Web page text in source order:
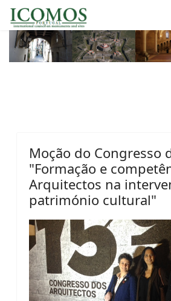
Moção do Congresso
"Formação e
Arquitectos na
património cultural"